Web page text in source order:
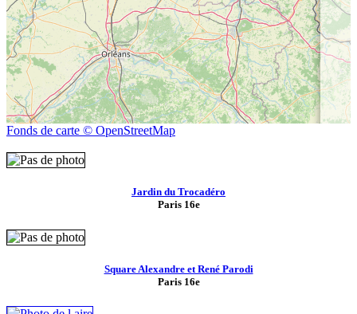
Fonds de carte © OpenStreetMap
Jardin du Trocadéro
Paris 16e
Square Alexandre et René Parodi
Paris 16e